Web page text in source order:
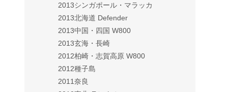
2013シンガポール・マラッカ
2013北海道 Defender
2013中国・四国 W800
2013玄海・長崎
2012柏崎・志賀高原 W800
2012種子島
2011奈良